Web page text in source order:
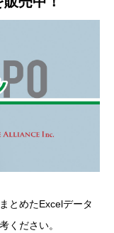
とめたExcelデータ
ください。